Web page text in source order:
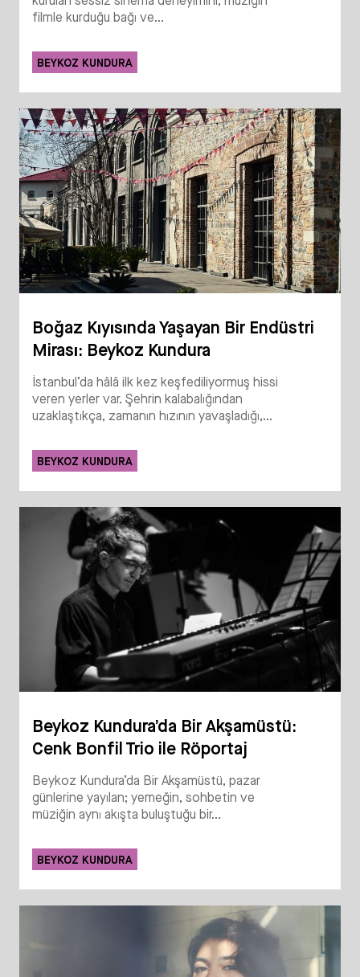
filmle kurduğu bağı ve...
BEYKOZ KUNDURA
Boğaz Kıyısında Yaşayan Bir Endüstri
Mirası: Beykoz Kundura
İstanbul’da hâlâ ilk kez keşfediliyormuş hissi
veren yerler var. Şehrin kalabalığından
uzaklaştıkça, zamanın hızının yavaşladığı,...
BEYKOZ KUNDURA
Beykoz Kundura’da Bir Akşamüstü:
Cenk Bonfil Trio ile Röportaj
Beykoz Kundura’da Bir Akşamüstü, pazar
günlerine yayılan; yemeğin, sohbetin ve
müziğin aynı akışta buluştuğu bir...
BEYKOZ KUNDURA